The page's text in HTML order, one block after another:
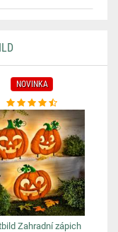
NOVINKA
Zahradní zápich